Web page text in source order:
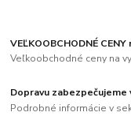
VEĽKOOBCHODNÉ
Veľkoobchodné ceny na
Dopravu zabezpečujeme
Podrobné informácie v